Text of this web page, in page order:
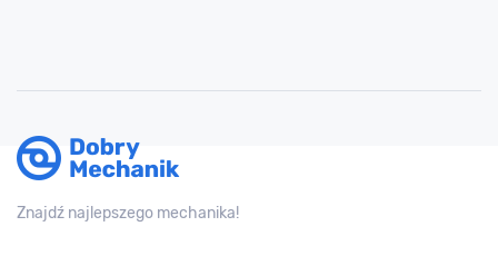
Znajdź najlepszego mechanika!